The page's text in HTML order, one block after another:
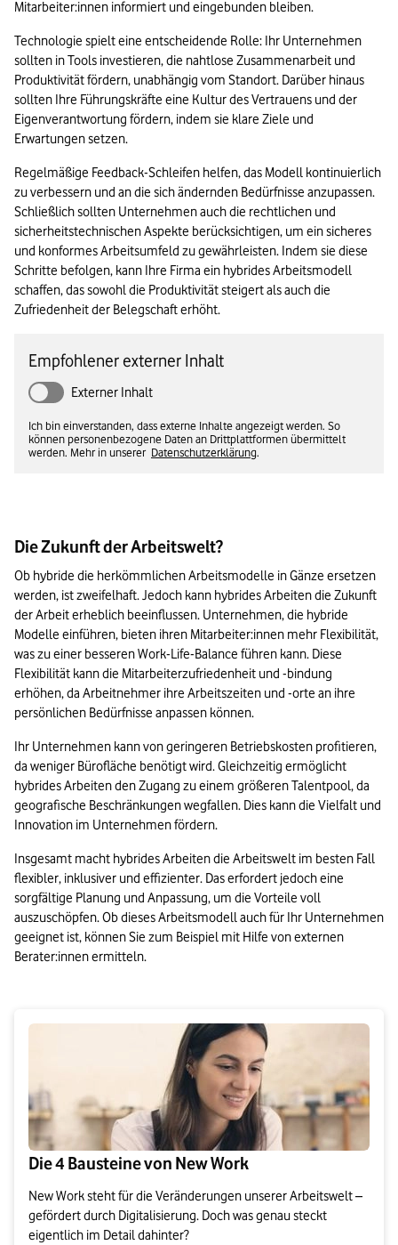
Mitarbeiter:innen informiert und eingebunden bleiben.
Technologie spielt eine entscheidende Rolle: Ihr Unternehmen
sollten in Tools investieren, die nahtlose Zusammenarbeit und
Produktivität fördern, unabhängig vom Standort. Darüber hinaus
sollten Ihre Führungskräfte eine Kultur des Vertrauens und der
Eigenverantwortung fördern, indem sie klare Ziele und
Erwartungen setzen.
Regelmäßige Feedback-Schleifen helfen, das Modell kontinuierlich
zu verbessern und an die sich ändernden Bedürfnisse anzupassen.
Schließlich sollten Unternehmen auch die rechtlichen und
sicherheitstechnischen Aspekte berücksichtigen, um ein sicheres
und konformes Arbeitsumfeld zu gewährleisten. Indem sie diese
Schritte befolgen, kann Ihre Firma ein hybrides Arbeitsmodell
schaffen, das sowohl die Produktivität steigert als auch die
Zufriedenheit der Belegschaft erhöht.
Empfohlener externer Inhalt
Externer Inhalt
Ich bin einverstanden, dass externe Inhalte angezeigt werden. So
können personenbezogene Daten an Drittplattformen übermittelt
werden. Mehr in unserer Datenschutzerklärung.
Die Zukunft der Arbeitswelt?
Ob hybride die herkömmlichen Arbeitsmodelle in Gänze ersetzen
werden, ist zweifelhaft. Jedoch kann hybrides Arbeiten die Zukunft
der Arbeit erheblich beeinflussen. Unternehmen, die hybride
Modelle einführen, bieten ihren Mitarbeiter:innen mehr Flexibilität,
was zu einer besseren Work-Life-Balance führen kann. Diese
Flexibilität kann die Mitarbeiterzufriedenheit und -bindung
erhöhen, da Arbeitnehmer ihre Arbeitszeiten und -orte an ihre
persönlichen Bedürfnisse anpassen können.
Ihr Unternehmen kann von geringeren Betriebskosten profitieren,
da weniger Bürofläche benötigt wird. Gleichzeitig ermöglicht
hybrides Arbeiten den Zugang zu einem größeren Talentpool, da
geografische Beschränkungen wegfallen. Dies kann die Vielfalt und
Innovation im Unternehmen fördern.
Insgesamt macht hybrides Arbeiten die Arbeitswelt im besten Fall
flexibler, inklusiver und effizienter. Das erfordert jedoch eine
sorgfältige Planung und Anpassung, um die Vorteile voll
auszuschöpfen. Ob dieses Arbeitsmodell auch für Ihr Unternehmen
geeignet ist, können Sie zum Beispiel mit Hilfe von externen
Berater:innen ermitteln.
Die 4 Bausteine von New Work
New Work steht für die Veränderungen unserer Arbeitswelt –
gefördert durch Digitalisierung. Doch was genau steckt
eigentlich im Detail dahinter?